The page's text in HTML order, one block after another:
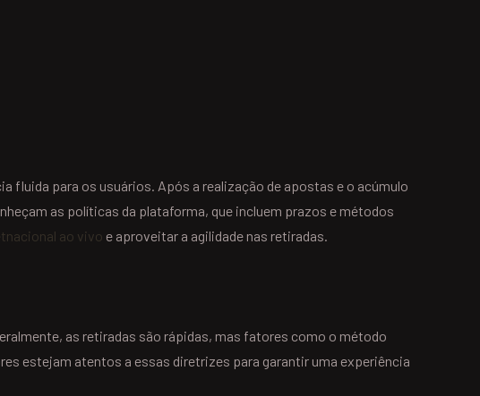
fluida para os usuários. Após a realização de apostas e o acúmulo
as políticas da plataforma, que incluem prazos e métodos
ao vivo e aproveitar a agilidade nas retiradas.
as retiradas são rápidas, mas fatores como o método
estejam atentos a essas diretrizes para garantir uma experiência